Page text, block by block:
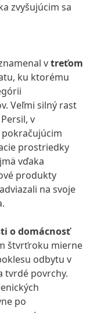
zvyšujúcim sa
vtreťom
ku ktorému
Veľmi silný rast
v
prostriedky
vďaka
produkty
na svoje
o domácnosť
štvrťroku mierne
odbytu v
tvrdé povrchy.
po